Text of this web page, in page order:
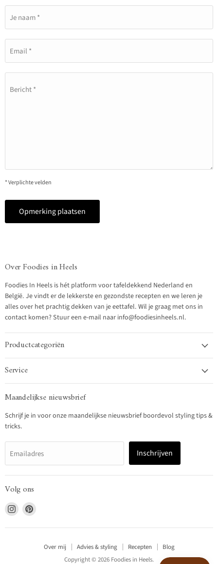
Je naam *
Email *
Bericht *
* Verplichte velden
Opmerking plaatsen
Over Foodies in Heels
Foodies In Heels is hét platform voor tafeldekkend Nederland en
België. Je vindt er de lekkerste en gezondste recepten en we leren je
alles over het prachtig dekken van je eettafel. Wil je graag met ons in
contact komen? Stuur een e-mail naar info@foodiesinheels.nl.
Productcategoriën
Service
Maandelijkse nieuwsbrief
Schrijf je in voor onze maandelijkse nieuwsbrief boordevol styling tips &
tricks.
Emailadres Inschrijven
Volg ons
Vind
ons
op
Vind
op
Over mij Advies & styling Recepten
Blog
Copyright © 2026 Foodies in Heels.